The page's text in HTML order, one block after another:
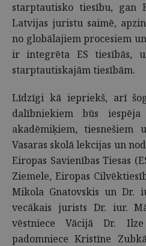
starptautisko tiesību, gan
Latvijas juristu saimē,
no globālajiem procesiem
ir integrēta ES tiesībās,
starptautiskajām tiesībām.
Līdzīgi kā iepriekš, arī
dalībniekiem būs
akadēmiķiem, tiesnešiem
Vasaras skolā lekcijas un
Eiropas Savienības Tiesas
Ziemele, Eiropas
Mikola Gnatovskis un Dr.
vecākais jurists Dr. iur.
vēstniece Vācijā Dr. Ilze
padomniece Kristīne